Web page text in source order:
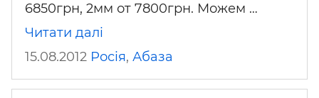
6850грн, 2мм от 7800грн. Можем …
Читати далі
15.08.2012 Росія, Абаза